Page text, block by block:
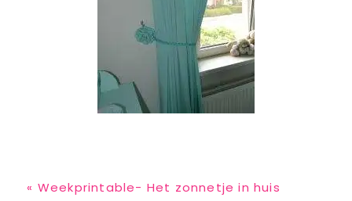
Previous
« Weekprintable- Het zonnetje in huis